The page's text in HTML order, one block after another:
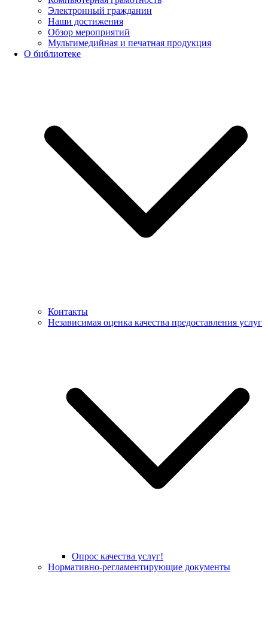
Электронный гражданин
Наши достижения
Обзор мероприятий
Мультимедийная и печатная продукция
О библиотеке
Контакты
Независимая оценка качества предоставления услуг
Опрос качества услуг!
Нормативно-регламентирующие документы